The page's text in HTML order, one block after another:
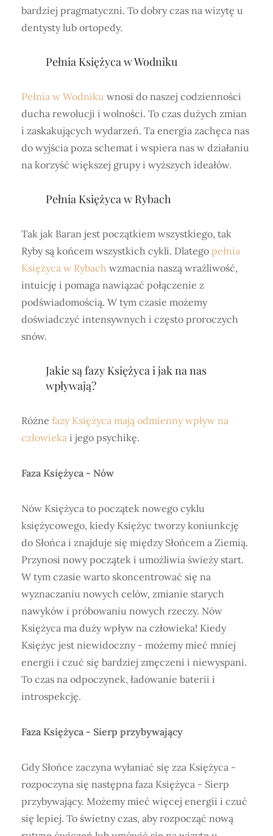
bardziej pragmatyczni. To dobry czas na wizytę u
dentysty lub ortopedy.
Pełnia Księżyca w Wodniku
Pełnia w Wodniku wnosi do naszej codzienności
ducha rewolucji i wolności. To czas dużych zmian
i zaskakujących wydarzeń. Ta energia zachęca nas
do wyjścia poza schemat i wspiera nas w działaniu
na korzyść większej grupy i wyższych ideałów.
Pełnia Księżyca w Rybach
Tak jak Baran jest początkiem wszystkiego, tak
Ryby są końcem wszystkich cykli. Dlatego pełnia
Księżyca w Rybach wzmacnia naszą wrażliwość,
intuicję i pomaga nawiązać połączenie z
podświadomością. W tym czasie możemy
doświadczyć intensywnych i często proroczych
snów.
Jakie są fazy Księżyca i jak na nas
wpływają?
Różne fazy Księżyca mają odmienny wpływ na
człowieka i jego psychikę.
Faza Księżyca - Nów
Nów Księżyca to początek nowego cyklu
księżycowego, kiedy Księżyc tworzy koniunkcję
do Słońca i znajduje się między Słońcem a Ziemią.
Przynosi nowy początek i umożliwia świeży start.
W tym czasie warto skoncentrować się na
wyznaczaniu nowych celów, zmianie starych
nawyków i próbowaniu nowych rzeczy. Nów
Księżyca ma duży wpływ na człowieka! Kiedy
Księżyc jest niewidoczny - możemy mieć mniej
energii i czuć się bardziej zmęczeni i niewyspani.
To czas na odpoczynek, ładowanie baterii i
introspekcję.
Faza Księżyca - Sierp przybywający
Gdy Słońce zaczyna wyłaniać się zza Księżyca -
rozpoczyna się następna faza Księżyca - Sierp
przybywający. Możemy mieć więcej energii i czuć
się lepiej. To świetny czas, aby rozpocząć nową